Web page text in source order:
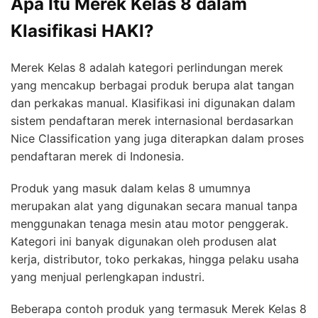
Klasifikasi HAKI?
Merek Kelas 8 adalah kategori perlindungan merek
yang mencakup berbagai produk berupa alat tangan
dan perkakas manual. Klasifikasi ini digunakan dalam
sistem pendaftaran merek internasional berdasarkan
Nice Classification yang juga diterapkan dalam proses
pendaftaran merek di Indonesia.
Produk yang masuk dalam kelas 8 umumnya
merupakan alat yang digunakan secara manual tanpa
menggunakan tenaga mesin atau motor penggerak.
Kategori ini banyak digunakan oleh produsen alat
kerja, distributor, toko perkakas, hingga pelaku usaha
yang menjual perlengkapan industri.
Beberapa contoh produk yang termasuk Merek Kelas 8